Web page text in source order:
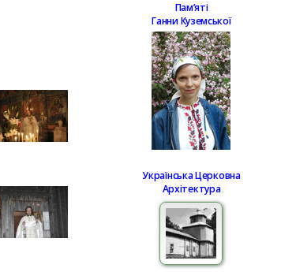
Памʼяті
Ганни Куземської
Українська Церковна
Архітектура